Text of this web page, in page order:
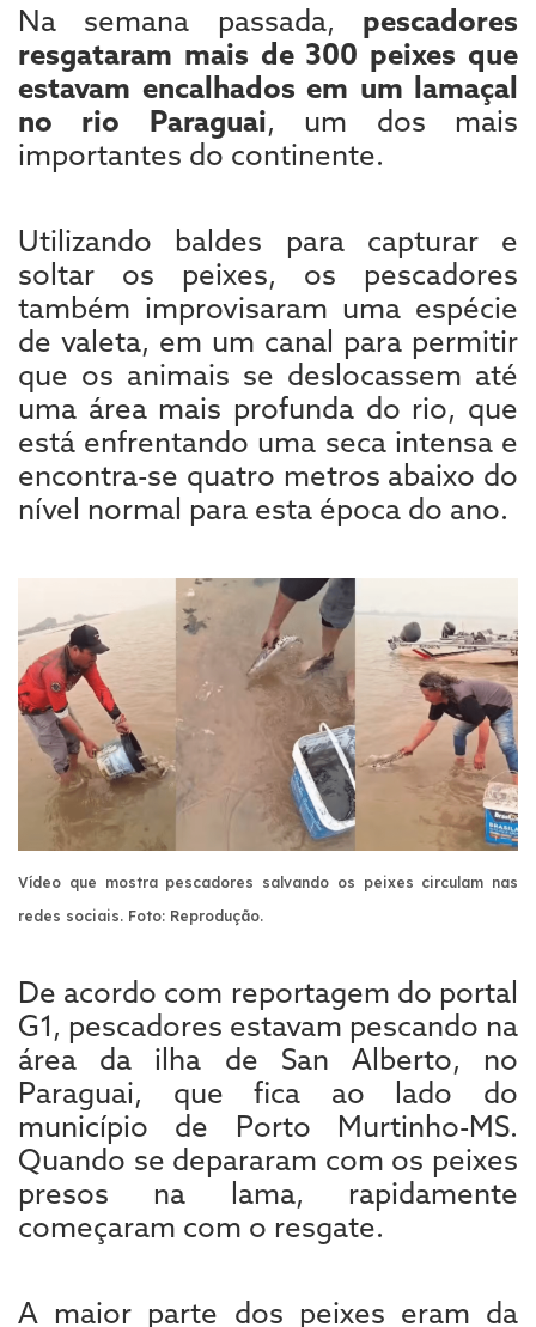
Na semana passada, pescadores
resgataram mais de 300 peixes que
estavam encalhados em um lamaçal
no rio Paraguai, um dos mais
importantes do continente.
Utilizando baldes para capturar e
soltar os peixes, os pescadores
também improvisaram uma espécie
de valeta, em um canal para permitir
que os animais se deslocassem até
uma área mais profunda do rio, que
está enfrentando uma seca intensa e
encontra-se quatro metros abaixo do
nível normal para esta época do ano.
Vídeo que mostra pescadores salvando os peixes circulam nas
redes sociais. Foto: Reprodução.
De acordo com reportagem do portal
G1, pescadores estavam pescando na
área da ilha de San Alberto, no
Paraguai, que fica ao lado do
município de Porto Murtinho-MS.
Quando se depararam com os peixes
presos na lama, rapidamente
começaram com o resgate.
A maior parte dos peixes eram da